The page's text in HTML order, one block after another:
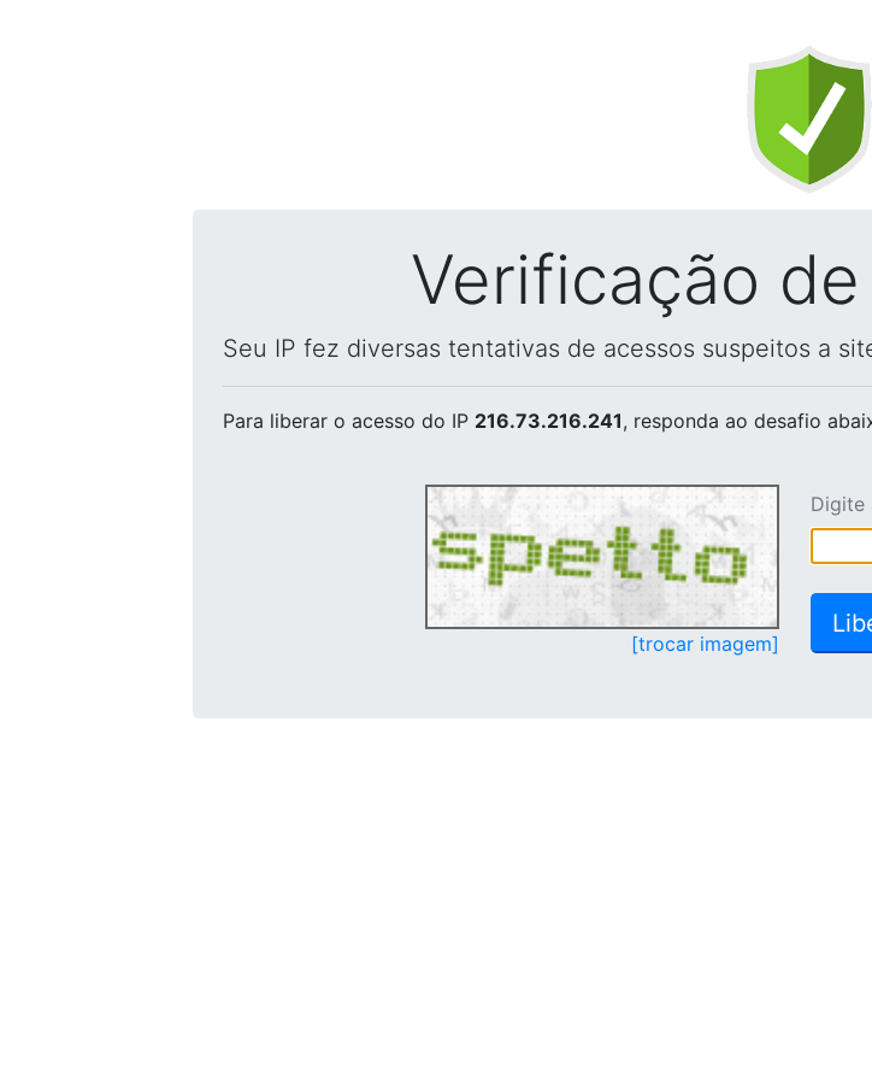
Verificação
Seu IP fez diversas tentativas de acessos suspeitos a
Para liberar o acesso do IP 216.73.216.241, responda ao desafio
[trocar imagem]
Digite